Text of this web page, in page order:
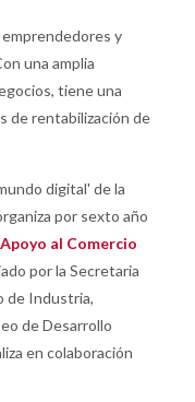
y
una amplia
tiene una
de rentabilización de
digital' de la
por sexto año
al Comercio
por la Secretaria
de Industria,
de Desarrollo
en colaboración